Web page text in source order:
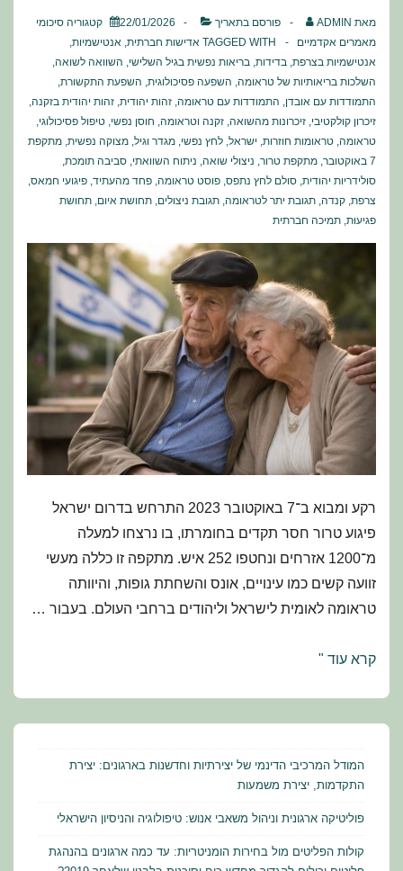
מאת ADMIN פורסם בתאריך 22/01/2026 קטגוריה סיכומי
מאמרים אקדמיים
TAGGED WITH אדישות חברתית אנטישמיות
אנטישמיות בצרפת בדידות בריאות נפשית בגיל השלישי השוואה לשואה
השלכות בריאותיות של טראומה השפעה פסיכולוגית השפעת התקשורת
התמודדות עם אובדן התמודדות עם טראומה זהות יהודית זהות יהודית בזקנה
זיכרון קולקטיבי זיכרונות מהשואה זקנה וטראומה חוסן נפשי טיפול פסיכולוגי
טראומה טראומות חוזרות ישראל לחץ נפשי מגדר וגיל מצוקה נפשית מתקפת
7 באוקטובר
מתקפת טרור ניצולי שואה ניתוח השוואתי סביבה תומכת
סולידריות יהודית סולם לחץ נתפס פוסט טראומה פחד מהעתיד פיגועי חמאס
צרפת קנדה תגובת יתר לטראומה תגובת ניצולים תחושת איום תחושת
פגיעוּת תמיכה חברתית
רקע ומבוא ב־7 באוקטובר 2023 התרחש בדרום ישראל
פיגוע טרור חסר תקדים בחומרתו, בו נרצחו למעלה
מ־1200 אזרחים ונחטפו 252 איש. מתקפה זו כללה מעשי
זוועה קשים כמו עינויים, אונס והשחתת גופות, והיוותה
טראומה לאומית לישראל וליהודים ברחבי העולם. בעבור …
המחקר
הלחץ
הנתפסת
וההשפעה
של
קרא עוד "
המודל המרכיבי הדינמי של יצירתיות וחדשנות בארגונים: יצירת
התקדמות, יצירת משמעות
פוליטיקה ארגונית וניהול משאבי אנוש: טיפולוגיה והניסיון הישראלי
קולות הפליטים מול בחירות הומניטריות: עד כמה ארגונים בהנהגת